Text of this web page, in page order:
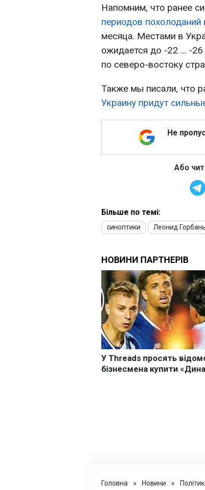
Напомним, что ранее
периодов похолоданий
месяца. Местами в
ожидается до -22 ... -
по северо-востоку
Также мы писали, что
Украину придут
Не
Або
Більше по темі:
синоптики Леонид Горбань
Головна » Новини »